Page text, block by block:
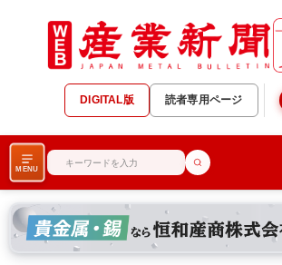
DIGITAL版 読者専用ページ
MENU